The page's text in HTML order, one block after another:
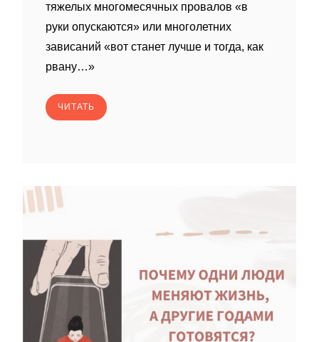
тяжелых многомесячных провалов «в
руки опускаются» или многолетних
зависаний «вот станет лучше и тогда, как
рвану…»
ЧИТАТЬ